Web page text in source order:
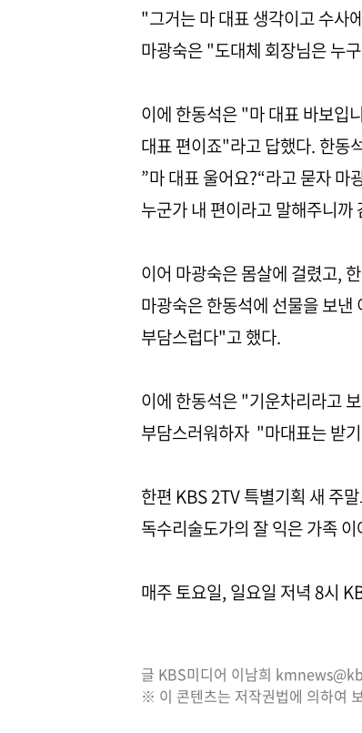
"그거는 마 대표 생각이고 수사
마광숙은 "도대체 회장님은 누
이에 한동석은 "마 대표 바보입
대표 편이죠"라고 답했다. 한동
”마 대표 울어요?“라고 묻자 마
누군가 내 편이라고 말해주니
이어 마광숙은 몸살에 걸렸고,
마광숙은 한동석에 선물을 보
부담스럽다"고 했다.
이에 한동석은 "기운차리라고
부담스러워하자 "마대표는 받
한편 KBS 2TV 특별기획 새 주
독수리술도가의 잘 익은 가족
매주 토요일, 일요일 저녁 8시
글 KBS미디어 이남희
※ 이 콘텐츠는 저작권법에 의하여